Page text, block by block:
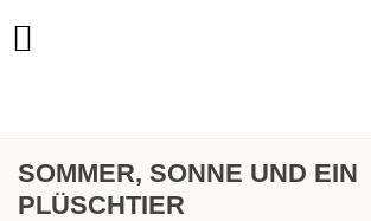

SOMMER, SONNE UND EIN
PLÜSCHTIER